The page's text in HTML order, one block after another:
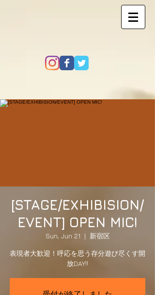
[STAGE/EXHIBISION/
EVENT] OPEN MIC!
Sun, Jun 21
  |
新宿区
表現者大歓迎！呼応を思う存分遊び尽くす開
放DAY!!